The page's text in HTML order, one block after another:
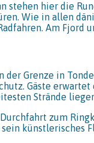
stehen hier die
Wie in allen
Am Fjord
der Grenze in
Gäste
Strände
zum